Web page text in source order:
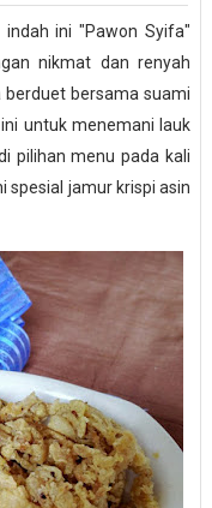
ini "Pawon Syifa"
nikmat dan renyah
bersama suami
untuk menemani lauk
pilihan menu pada kali
spesial jamur krispi asin